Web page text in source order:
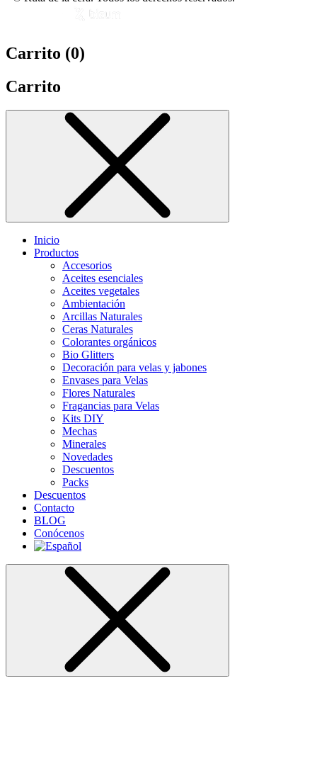
Carrito (0)
Carrito
Inicio
Productos
Accesorios
Aceites esenciales
Aceites vegetales
Ambientación
Arcillas Naturales
Ceras Naturales
Colorantes orgánicos
Bio Glitters
Decoración para velas y jabones
Envases para Velas
Flores Naturales
Fragancias para Velas
Kits DIY
Mechas
Minerales
Novedades
Descuentos
Packs
Descuentos
Contacto
BLOG
Conócenos